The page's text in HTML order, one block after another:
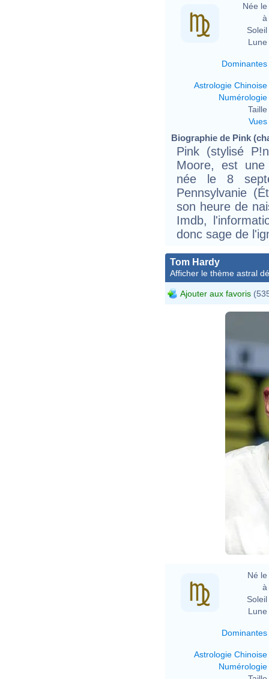
Née le
à
Soleil
Lune
Dominantes
Astrologie Chinoise
Numérologie
Taille
Vues
Biographie de Pink
Pink (stylisé
Moore, est une
née le 8
Pennsylvanie
son heure de
Imdb,
donc sage de
Tom Hardy
Afficher le thème astral
Ajouter aux favoris
Né le
à
Soleil
Lune
Dominantes
Astrologie Chinoise
Numérologie